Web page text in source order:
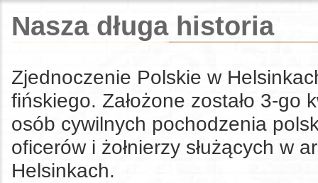
Nasza długa historia
Zjednoczenie Polskie w
fińskiego. Założone zostało 3-go
osób cywilnych pochodzenia
oficerów i żołnierzy służących w
Helsinkach.